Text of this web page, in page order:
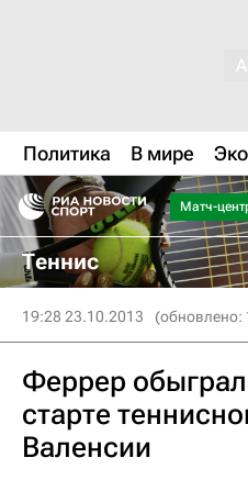
Политика В мире
Матч-
Теннис
19:28 23.10.2013 (обновлено:
Феррер
старте
Валенсии